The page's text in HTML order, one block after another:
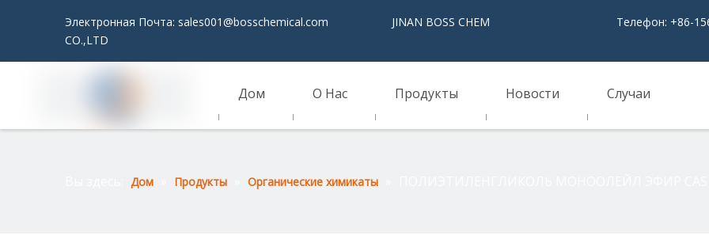
Электронная Почта: sales001@bosschemical.com JINAN BOSS CHEM
CO.,LTD
Телефон: +86-
Дом О Нас Продукты Новости Случаи
Дом Продукты Органические химикаты